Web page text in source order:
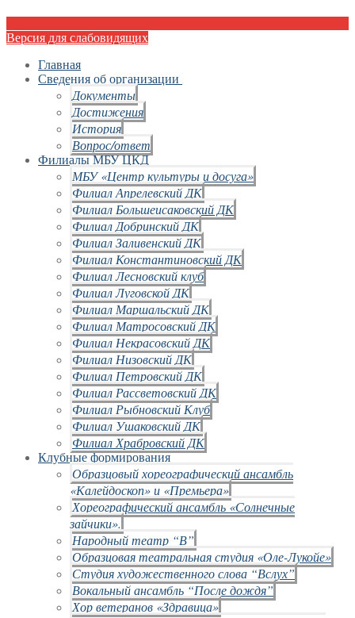
Версия для слабовидящих
Главная
Сведения об организации
Документы
Достижения
История
Вопрос/ответ
Филиалы МБУ ЦКД
МБУ «Центр культуры и досуга»
Филиал Апрелевский ДК
Филиал Большеисаковский ДК
Филиал Добринский ДК
Филиал Заливенский ДК
Филиал Константиновский ДК
Филиал Лесновский клуб
Филиал Луговской ДК
Филиал Маршальский ДК
Филиал Матросовский ДК
Филиал Некрасовский ДК
Филиал Низовский ДК
Филиал Петровский ДК
Филиал Рассветовский ДК
Филиал Рыбновский Клуб
Филиал Ушаковский ДК
Филиал Храбровский ДК
Клубные формирования
Образцовый хореографический ансамбль
«Калейдоскоп» и «Премьера»
Хореографический ансамбль «Солнечные
зайчики».
Народный театр “В”
Образцовая театральная студия «Оле-Лукойе»
Студия художественного слова “Вслух”
Вокальный ансамбль “После дождя”
Хор ветеранов «Здравица»